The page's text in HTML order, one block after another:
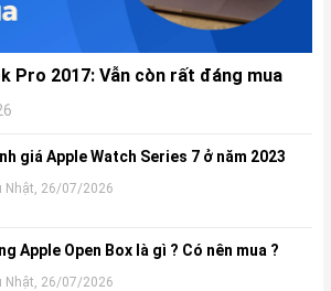
Pro 2017: Vẫn còn rất đáng mua
giá Apple Watch Series 7 ở năm 2023
Nhật, 26/07/2026
Apple Open Box là gì ? Có nên mua ?
Nhật, 26/07/2026